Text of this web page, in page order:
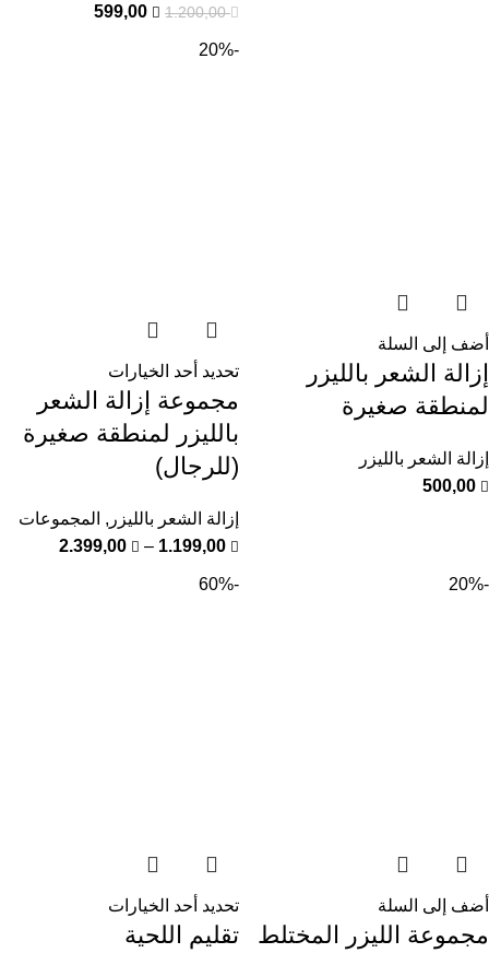
1.200,00
599,00
أضف إلى السلة
إزالة الشعر بالليزر
لمنطقة صغيرة
إزالة الشعر بالليزر
500,00
-20%
تحديد أحد الخيارات
مجموعة إزالة الشعر
بالليزر لمنطقة صغيرة
(للرجال)
إزالة الشعر بالليزر , المجموعات
1.199,00
–
2.399,00
-20%
أضف إلى السلة
مجموعة الليزر المختلط
-60%
تحديد أحد الخيارات
تقليم اللحية